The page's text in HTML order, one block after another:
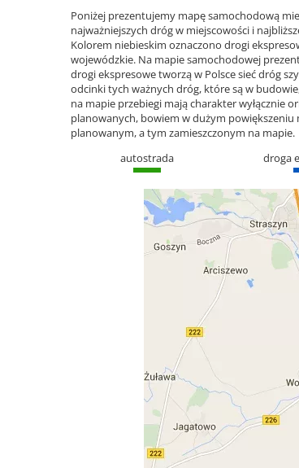
Poniżej prezentujemy mapę samochodową
najważniejszych dróg w miejscowości i
Kolorem niebieskim oznaczono drogi
wojewódzkie. Na mapie samochodowej
drogi ekspresowe tworzą w Polsce sieć dróg
odcinki tych ważnych dróg, które są w
na mapie przebiegi mają charakter wyłącznie
planowanych, bowiem w dużym
planowanym, a tym zamieszczonym na mapie.
autostrada
droga